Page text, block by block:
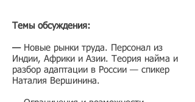
Темы обсуждения:
— ​ Новые рынки труда. Персонал из
Индии, Африки и Азии. Теория найма и
разбор адаптации в России — спикер
Наталия Вершинина.